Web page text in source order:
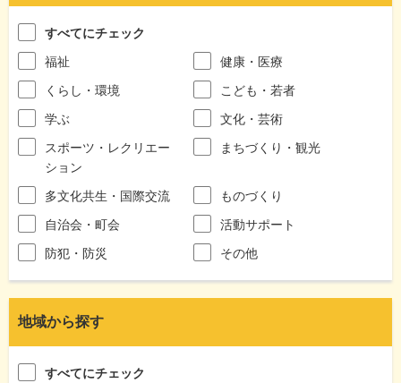
すべてにチェック
福祉
健康・医療
くらし・環境
こども・若者
学ぶ
文化・芸術
スポーツ・レクリエー
ション
まちづくり・観光
多文化共生・国際交流
ものづくり
自治会・町会
活動サポート
防犯・防災
その他
地域から探す
すべてにチェック